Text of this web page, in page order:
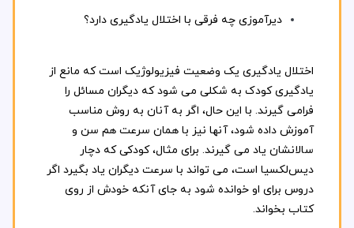
دیرآموزی چه فرقی با اختلال یادگیری دارد؟
اختلال یادگیری یک وضعیت فیزیولوژیک است که مانع از
یادگیری کودک به شکلی می شود که دیگران مسائل را
فرامی گیرند. با این حال، اگر به آنان به روش مناسب
آموزش داده شود، آنها نیز با همان سرعت هم سن و
سالانشان یاد می گیرند. برای مثال، کودکی که دچار
دیس‌لکسیا است، می تواند با سرعت دیگران یاد بگیرد اگر
دروس برای او خوانده شود به جای آنکه خودش از روی
کتاب بخواند.